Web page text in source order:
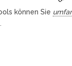
können Sie